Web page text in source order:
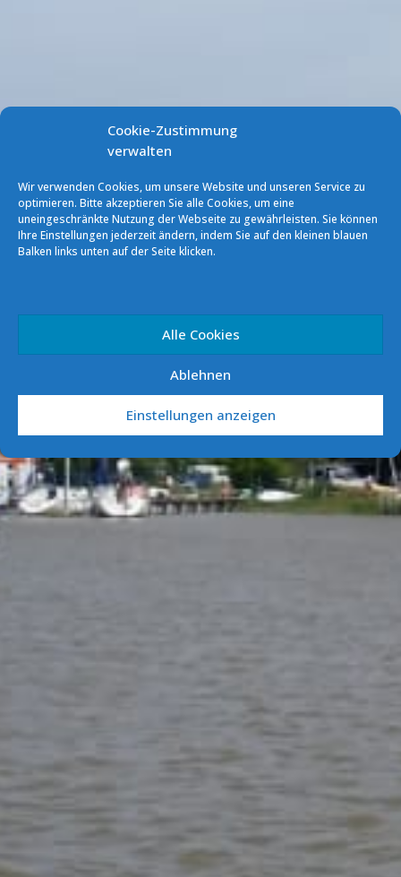
Cookie-Zustimmung
verwalten
Wir verwenden Cookies, um unsere Website und unseren Service zu
optimieren. Bitte akzeptieren Sie alle Cookies, um eine
uneingeschränkte Nutzung der Webseite zu gewährleisten. Sie können
Ihre Einstellungen jederzeit ändern, indem Sie auf den kleinen blauen
Balken links unten auf der Seite klicken.
Alle Cookies
Ablehnen
Einstellungen anzeigen